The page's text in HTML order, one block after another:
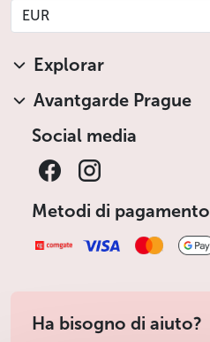
EUR
Explorar
Avantgarde Prague
Social media
Metodi di pagamento
Ha bisogno di aiuto?